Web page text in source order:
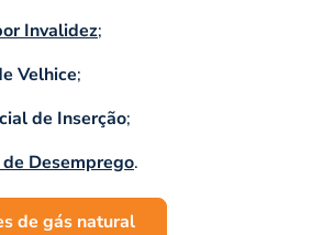
Invalidez;
Velhice;
de Inserção;
Desemprego.
de gás natural